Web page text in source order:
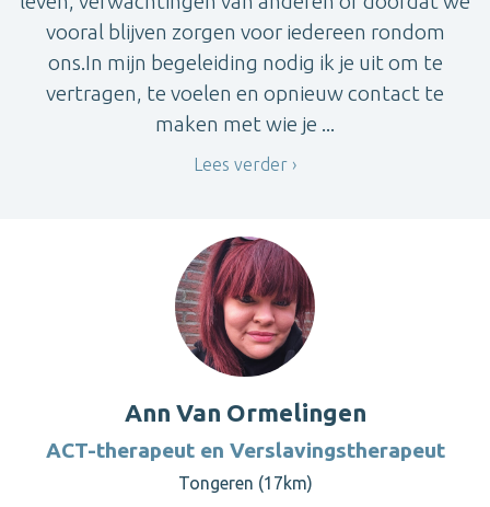
vooral blijven zorgen voor iedereen rondom
ons.In mijn begeleiding nodig ik je uit om te
vertragen, te voelen en opnieuw contact te
maken met wie je ...
Lees verder
Ann Van Ormelingen
ACT-therapeut en Verslavingstherapeut
Tongeren (17km)